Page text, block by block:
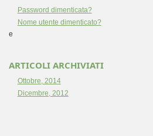
Password dimenticata?
Nome utente dimenticato?
e
ARTICOLI ARCHIVIATI
Ottobre, 2014
Dicembre, 2012